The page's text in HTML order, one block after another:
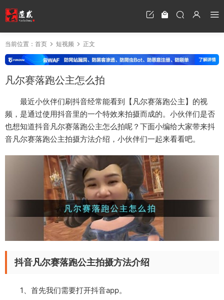
当前位置： 首页 短视频 正文
凡尔赛落跑公主怎么拍
最近小伙伴们刷抖音经常能看到【凡尔赛落跑公主】的视
频，是通过使用抖音里的一个特效来拍摄而成的。小伙伴们是否
也想知道抖音凡尔赛落跑公主怎么拍呢？下面小编给大家带来抖
音凡尔赛落跑公主拍摄方法介绍，小伙伴们一起来看看吧。
抖音凡尔赛落跑公主拍摄方法介绍
1、首先我们需要打开抖音app。